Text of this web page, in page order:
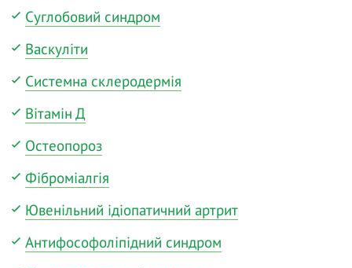
Суглобовий синдром
Васкуліти
Системна склеродермія
Вітамін Д
Остеопороз
Фіброміалгія
Ювенільний ідіопатичний артрит
Антифософоліпідний синдром